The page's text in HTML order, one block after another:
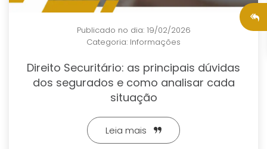
Publicado no dia: 19/02/2026
Categoria: Informações
Direito Securitário: as principais dúvidas
dos segurados e como analisar cada
situação
Leia mais